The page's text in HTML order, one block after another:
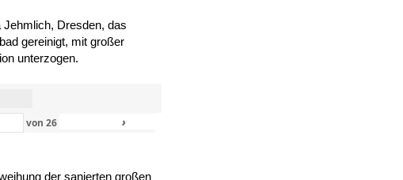
Dresden, das
gereinigt, mit großer
unterzogen.
von 26 ›
der sanierten großen